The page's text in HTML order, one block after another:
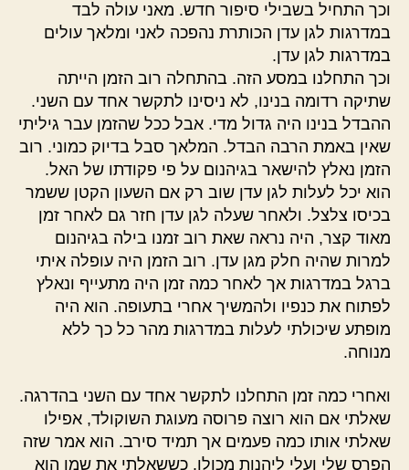
וכך התחיל בשבילי סיפור חדש. מאני עולה לבד
במדרגות לגן עדן הכותרת נהפכה לאני ומלאך עולים
במדרגות לגן עדן.
וכך התחלנו במסע הזה. בהתחלה רוב הזמן הייתה
שתיקה רדומה בנינו, לא ניסינו לתקשר אחד עם השני.
ההבדל בנינו היה גדול מדי. אבל ככל שהזמן עבר גיליתי
שאין באמת הרבה הבדל. המלאך סבל בדיוק כמוני. רוב
הזמן נאלץ להישאר בגיהנום על פי פקודתו של האל.
הוא יכל לעלות לגן עדן שוב רק אם השעון הקטן ששמר
בכיסו צלצל. ולאחר שעלה לגן עדן חזר גם לאחר זמן
מאוד קצר, היה נראה שאת רוב זמנו בילה בגיהנום
למרות שהיה חלק מגן עדן. רוב הזמן היה עופלה איתי
ברגל במדרגות אך לאחר כמה זמן היה מתעייף ונאלץ
לפתוח את כנפיו ולהמשיך אחרי בתעופה. הוא היה
מופתע שיכולתי לעלות במדרגות מהר כל כך ללא
מנוחה.
ואחרי כמה זמן התחלנו לתקשר אחד עם השני בהדרגה.
שאלתי אם הוא רוצה פרוסה מעוגת השוקולד, אפילו
שאלתי אותו כמה פעמים אך תמיד סירב. הוא אמר שזה
הפרס שלי ועלי ליהנות מכולו. כששאלתי את שמו הוא